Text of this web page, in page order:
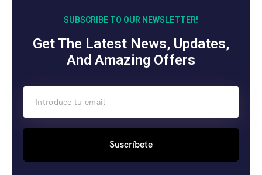
SUBSCRIBE TO OUR NEWSLETTER!
Get The Latest News, Updates,
And Amazing Offers
Suscríbete